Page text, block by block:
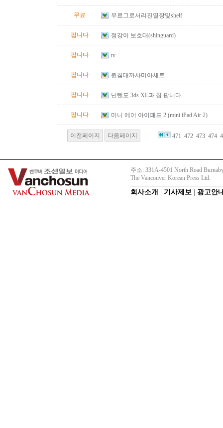
무료 무료그로서리진열장및shelf
팝니다 정강이 보호대(shinguard)
팝니다 tv
팝니다 퀸침대까사미아세트
팝니다 닌텐도 3ds XL과 칩 팝니다
팝니다 미니 에어 아이패드 2 (mini iPad Air 2)
이전페이지 다음페이지 471 472 473 474
주소: 331A-4501 North Road
The Vancouver Korean Press Ltd.
회사소개 기사제보 광고안